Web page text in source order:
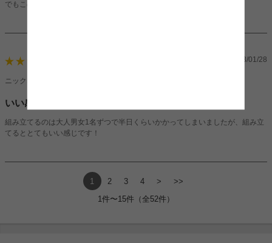
でもこの値段でこのクオリティは満足です笑
2023/01/28
ニックネーム：まりおさん（女性）
いい感じ！
組み立てるのは大人男女1名ずつで半日くらいかかってしまいましたが、組み立
てるととてもいい感じです！
1 2 3 4 >
>>
1件〜15件（全52件）